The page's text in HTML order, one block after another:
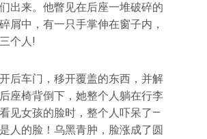
出来。他瞥见在后座一堆破碎的
屑中，有一只手掌伸在窗子内，
个人!
后车门，移开覆盖的东西，并解
座椅背倒下，她整个人躺在行李
见女孩的脸时，整个人吓呆了—
人的脸！乌黑青肿，脸涨成了圆